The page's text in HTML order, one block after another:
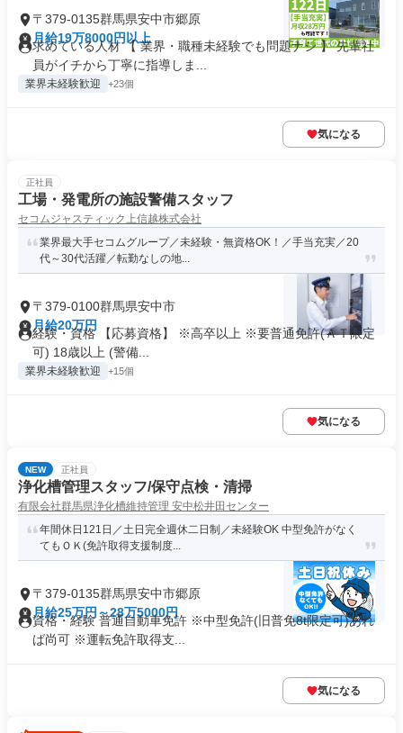
〒379-0135群馬県安中市郷原
月給19万8000円以上
求めている人材 【 業界・職種未経験でも問題ナシ 】 先輩社
員がイチから丁寧に指導しま...
業界未経験歓迎 +23個
気になる
正社員
工場・発電所の施設警備スタッフ
セコムジャスティック上信越株式会社
業界最大手セコムグループ／未経験・無資格OK！／手当充実／20
代～30代活躍／転勤なしの地...
〒379-0100群馬県安中市
月給20万円
経験・資格 【応募資格】 ※高卒以上 ※要普通免許(ＡＴ限定
可) 18歳以上 (警備...
業界未経験歓迎 +15個
気になる
NEW 正社員
浄化槽管理スタッフ/保守点検・清掃
有限会社群馬県浄化槽維持管理 安中松井田センター
年間休日121日／土日完全週休二日制／未経験OK 中型免許がなく
てもＯＫ(免許取得支援制度...
〒379-0135群馬県安中市郷原
月給25万円～28万5000円
資格・経験 普通自動車免許 ※中型免許(旧普免8t限定可)あれ
ば尚可 ※運転免許取得支...
気になる